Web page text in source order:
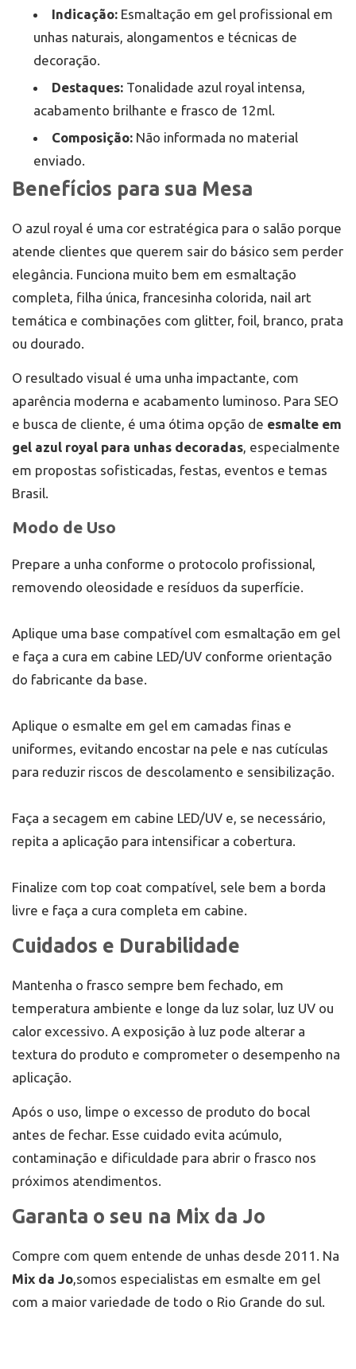
Indicação: Esmaltação em gel profissional em
unhas naturais, alongamentos e técnicas de
decoração.
Destaques: Tonalidade azul royal intensa,
acabamento brilhante e frasco de 12ml.
Composição: Não informada no material
enviado.
Benefícios para sua Mesa
O azul royal é uma cor estratégica para o salão porque
atende clientes que querem sair do básico sem perder
elegância. Funciona muito bem em esmaltação
completa, filha única, francesinha colorida, nail art
temática e combinações com glitter, foil, branco, prata
ou dourado.
O resultado visual é uma unha impactante, com
aparência moderna e acabamento luminoso. Para SEO
e busca de cliente, é uma ótima opção de esmalte em
gel azul royal para unhas decoradas, especialmente
em propostas sofisticadas, festas, eventos e temas
Brasil.
Modo de Uso
Prepare a unha conforme o protocolo profissional,
removendo oleosidade e resíduos da superfície.
Aplique uma base compatível com esmaltação em gel
e faça a cura em cabine LED/UV conforme orientação
do fabricante da base.
Aplique o esmalte em gel em camadas finas e
uniformes, evitando encostar na pele e nas cutículas
para reduzir riscos de descolamento e sensibilização.
Faça a secagem em cabine LED/UV e, se necessário,
repita a aplicação para intensificar a cobertura.
Finalize com top coat compatível, sele bem a borda
livre e faça a cura completa em cabine.
Cuidados e Durabilidade
Mantenha o frasco sempre bem fechado, em
temperatura ambiente e longe da luz solar, luz UV ou
calor excessivo. A exposição à luz pode alterar a
textura do produto e comprometer o desempenho na
aplicação.
Após o uso, limpe o excesso de produto do bocal
antes de fechar. Esse cuidado evita acúmulo,
contaminação e dificuldade para abrir o frasco nos
próximos atendimentos.
Garanta o seu na Mix da Jo
Compre com quem entende de unhas desde 2011. Na
Mix da Jo,somos especialistas em esmalte em gel
com a maior variedade de todo o Rio Grande do sul.